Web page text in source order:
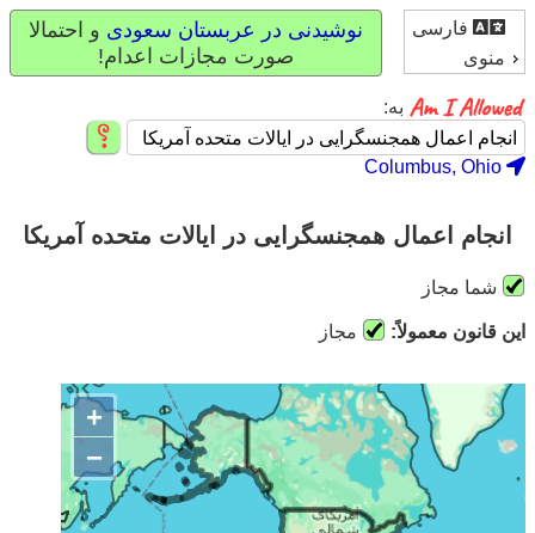
فارسی
منوی
نوشیدنی در عربستان سعودی و احتمالا
صورت مجازات اعدام!
به:
Columbus, Ohio
انجام اعمال همجنسگرایی در ایالات متحده آمریکا
شما مجاز
این قانون معمولاً: مجاز
+
−